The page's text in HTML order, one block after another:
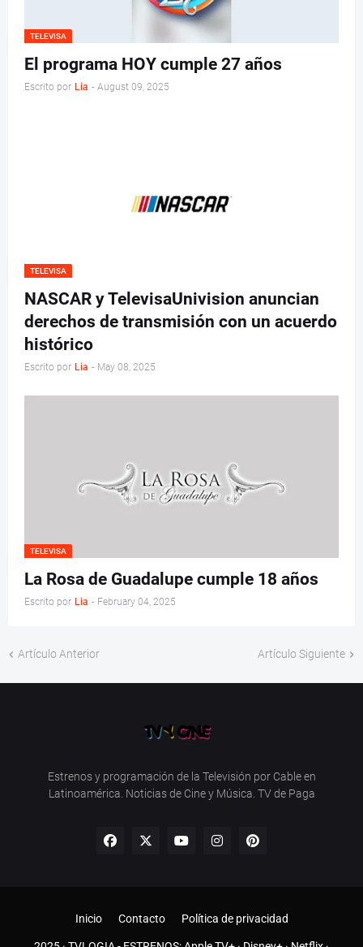
TELEVISA
El programa HOY cumple 27 años
Escrito por Lia - August 09, 2025
TELEVISA
NASCAR y TelevisaUnivision anuncian
derechos de transmisión con un acuerdo
histórico
Escrito por Lia - May 08, 2025
TELEVISA
La Rosa de Guadalupe cumple 18 años
Escrito por Lia - February 04, 2025
Artículo Anterior Artículo Siguiente
Estrenos y programación de la Televisión por Cable en
Latinoamérica. Noticias de Cine y Música. TV de Paga
Inicio Contacto Política de privacidad